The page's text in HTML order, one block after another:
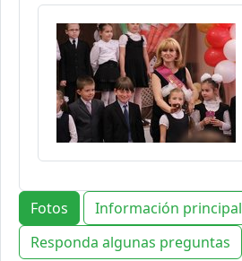
Fotos Información principal
Responda algunas preguntas